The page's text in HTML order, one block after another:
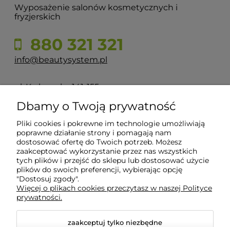
Wyposażenie salonów kosmetycznych i
fryzjerskich
880 321 321
info@beautysystem.pl
ul. Krakowska 141-155
POMOC
INFORMACJE
O NAS
Dbamy o Twoją prywatność
Pliki cookies i pokrewne im technologie umożliwiają
poprawne działanie strony i pomagają nam
dostosować ofertę do Twoich potrzeb. Możesz
zaakceptować wykorzystanie przez nas wszystkich
tych plików i przejść do sklepu lub dostosować użycie
plików do swoich preferencji, wybierając opcję
"Dostosuj zgody".
Więcej o plikach cookies przeczytasz w naszej Polityce
prywatności.
zaakceptuj tylko niezbędne